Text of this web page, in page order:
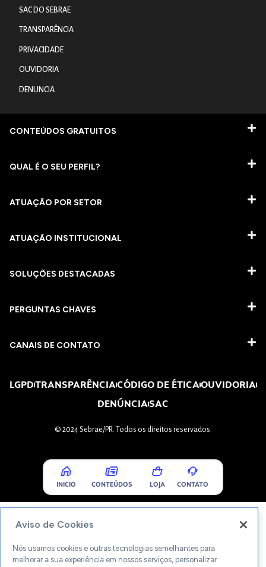
SAC DO SEBRAE
TRANSPARÊNCIA
PRIVACIDADE
OUVIDORIA
DENUNCIA
CONTEÚDOS GRATUITOS
QUAL É O SEU PERFIL?
ATUAÇÃO POR SETOR
ATUAÇÃO INSTITUCIONAL
SOLUÇÕES DESTACADAS
PERGUNTAS CHAVES​
CANAIS DE CONTATO
LGPDTRANSPARÊNCIACÓDIGO DE ÉTICAOUVIDORIA
DENÚNCIASAC
© 2024 Sebrae/PR. Todos os direitos reservados.
INICIO CONTEÚDOS LOJA CONTATO
Aviso de Cookies
Nós usamos cookies e outras tecnologias semelhantes para
melhorar a sua experiência em nossos serviços, personalizar